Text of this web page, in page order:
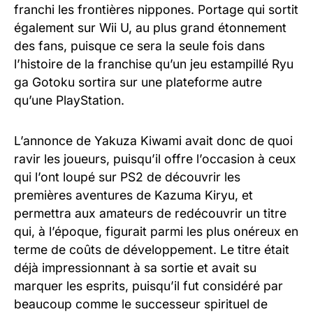
franchi les frontières nippones. Portage qui sortit
également sur Wii U, au plus grand étonnement
des fans, puisque ce sera la seule fois dans
l’histoire de la franchise qu’un jeu estampillé Ryu
ga Gotoku sortira sur une plateforme autre
qu’une PlayStation.
L’annonce de Yakuza Kiwami avait donc de quoi
ravir les joueurs, puisqu’il offre l’occasion à ceux
qui l’ont loupé sur PS2 de découvrir les
premières aventures de Kazuma Kiryu, et
permettra aux amateurs de redécouvrir un titre
qui, à l’époque, figurait parmi les plus onéreux en
terme de coûts de développement. Le titre était
déjà impressionnant à sa sortie et avait su
marquer les esprits, puisqu’il fut considéré par
beaucoup comme le successeur spirituel de